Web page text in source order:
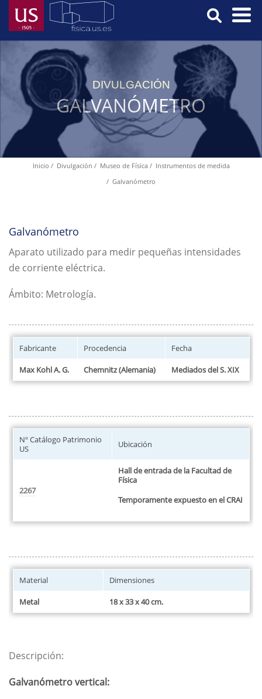
Pasar
contenido
principal
Menú
Principal
DIVULGACIÓN
GALVANÓMETRO
Inicio Divulgación Museo de Física
Instrumentos de medida
Galvanómetro
Galvanómetro
Aparato utilizado para medir pequeñas intensidades
de corriente eléctrica.
Ámbito: Metrología.
Fabricante Procedencia Fecha
Max Kohl A. G. Chemnitz (Alemania) Mediados del S. XIX
Nº Catálogo Patrimonio
US
Ubicación
2267
Hall de entrada de la Facultad de
Física
Temporamente expuesto en el CRAI
Material Dimensiones
Metal 18 x 33 x 40 cm.
Descripción:
Galvanómetro vertical: